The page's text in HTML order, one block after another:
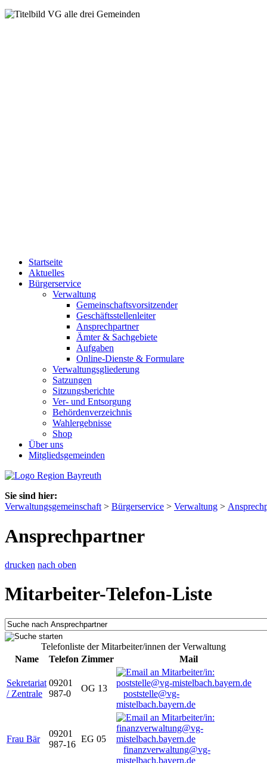
Startseite
Aktuelles
Bürgerservice
Verwaltung
Gemeinschaftsvorsitzender
Geschäftsstellenleiter
Ansprechpartner
Ämter & Sachgebiete
Aufgaben
Online-Dienste & Formulare
Verwaltungsgliederung
Satzungen
Sitzungsberichte
Ver- und Entsorgung
Behördenverzeichnis
Wahlergebnisse
Shop
Über uns
Mitgliedsgemeinden
Sie sind hier:
Verwaltungsgemeinschaft > Bürgerservice > Verwaltung >
Ansprechpartner
drucken nach oben
Mitarbeiter-Telefon-Liste
Telefonliste der Mitarbeiter/innen der Verwaltung
Name
Telefon Zimmer Mail
Sekretariat
/ Zentrale
09201
987-0
OG 13
poststelle@vg-
mistelbach.bayern.de
Frau Bär
09201
987-16
EG 05
finanzverwaltung@vg-
mistelbach.bayern.de